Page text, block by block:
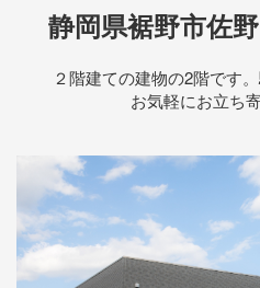
静岡県裾野市佐
２階建ての建物の2階です
お気軽にお立ち